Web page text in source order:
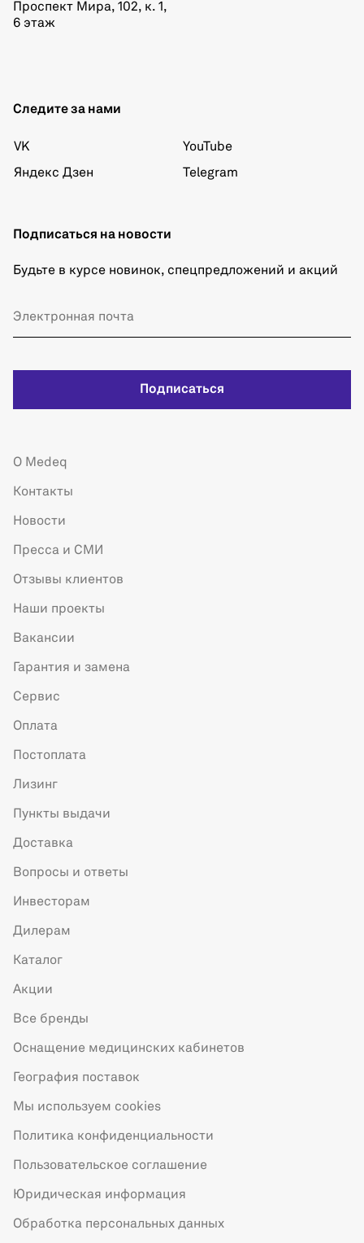
Проспект Мира, 102, к. 1,
6 этаж
Следите за нами
VK
Яндекс Дзен
YouTube
Telegram
Подписаться на новости
Будьте в курсе новинок, спецпредложений и акций
Подписаться
О Medeq
Контакты
Новости
Пресса и СМИ
Отзывы клиентов
Наши проекты
Вакансии
Гарантия и замена
Сервис
Оплата
Постоплата
Лизинг
Пункты выдачи
Доставка
Вопросы и ответы
Инвесторам
Дилерам
Каталог
Акции
Все бренды
Оснащение медицинских кабинетов
География поставок
Мы используем cookies
Политика конфиденциальности
Пользовательское соглашение
Юридическая информация
Обработка персональных данных